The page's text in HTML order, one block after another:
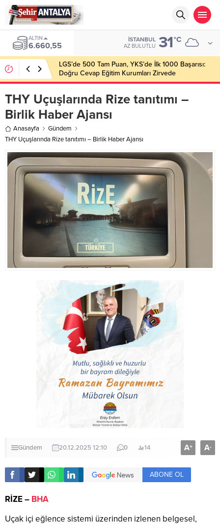
ALTIN
6.660,55
İSTANBUL
AZ BULUTLU 31°C
LGS’de 500 Tam Puan, YKS’de İlk 1000 Başarısı:
Doğru Cevap Eğitim Kurumları Zirvede
THY Uçuşlarında Rize tanıtımı –
Birlik Haber Ajansı
Anasayfa
Gündem
THY Uçuşlarında Rize tanıtımı – Birlik Haber Ajansı
Gündem 20.12.2025 12:10 0 14 A+ A-
ABONE OL
RİZE – BHA
Uçak içi eğlence sistemi üzerinden izlenen belgesel,